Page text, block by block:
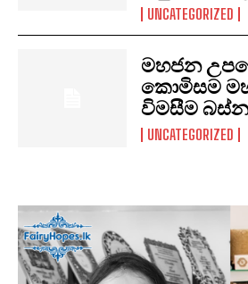
UNCATEGORIZED
මහජන
කොමිසම
විමසීම
UNCATEGORIZED